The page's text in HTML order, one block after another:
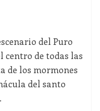
del Puro
centro de todas las
de los mormones
del santo